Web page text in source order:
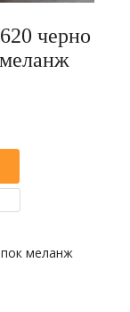
черно
меланж